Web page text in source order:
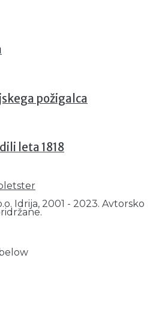
požigalca
leta 1818
Idrija, 2001 - 2023. Avtorsko